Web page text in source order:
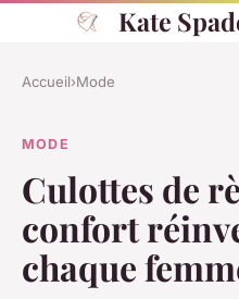
Kate
Accueil›Mode
MODE
Culottes de
confort
chaque